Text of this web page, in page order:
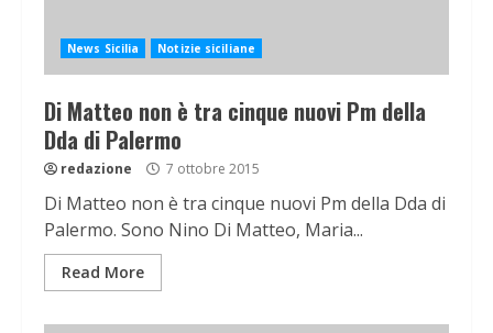
News Sicilia Notizie siciliane
Di Matteo non è tra cinque nuovi Pm della
Dda di Palermo
redazione 7 ottobre 2015
Di Matteo non è tra cinque nuovi Pm della Dda di
Palermo. Sono Nino Di Matteo, Maria...
Read More